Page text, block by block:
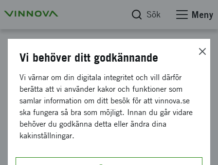
Sök Meny
Combating antibiotic
resistance using synthetic
biology
2012-02840
Vi behöver ditt godkännande
Vi värnar om din digitala integritet och vill därför
berätta att vi använder kakor och funktioner som
samlar information om ditt besök för att vinnova.se
ska fungera så bra som möjligt. Innan du går vidare
behöver du godkänna detta eller ändra dina
kakinställningar.